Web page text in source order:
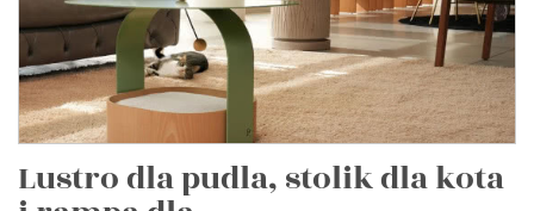
Lustro dla pudla, stolik dla kota